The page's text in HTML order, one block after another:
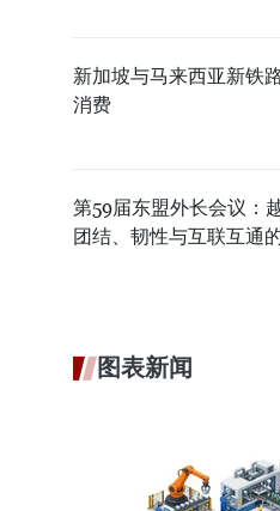
新加坡与马来西亚新铁
消费
第59届东盟外长会议：
团结、韧性与互联互通
图表新闻